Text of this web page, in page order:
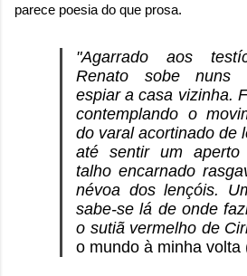
parece poesia do que prosa.
"Agarrado aos
Renato sobe nuns
espiar a casa vizinha.
contemplando o
do varal acortinado de
até sentir um
talho encarnado
névoa dos lençóis.
sabe-se lá de onde
o sutiã vermelho de
o mundo à minha volta